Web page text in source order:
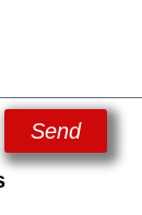
Send